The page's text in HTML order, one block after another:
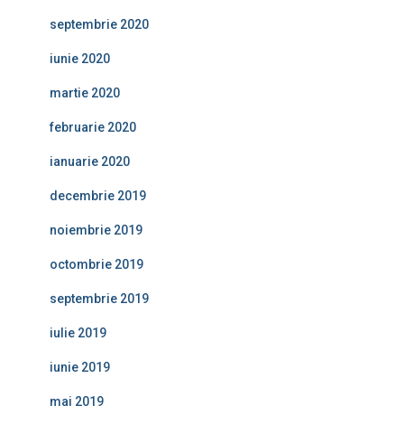
septembrie 2020
iunie 2020
martie 2020
februarie 2020
ianuarie 2020
decembrie 2019
noiembrie 2019
octombrie 2019
septembrie 2019
iulie 2019
iunie 2019
mai 2019